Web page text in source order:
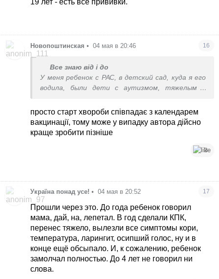
19 лет - есть все прививки.
Новопоштинская • 04 мая в 20:46 16
Все знаю від і до
У меня ребенок с РАС, в детский сад, куда я его
водила, были дети с аутизмом, тяжелым и
прививки с рождения. Когда уже это закончится,
что прививки провоцируют аутизм и задержку
развития? Ну бред же, это не доказано, но
продолжают такое говорить и писать. 🤦‍♀️
просто старт хвороби співпадає з календарем
вакцинації, тому може у випадку автора дійсно
краще зробити пізніше
3
Україна понад усе! • 04 мая в 20:52 17
Прошли через это. До года ребенок говорил
мама, дай, на, лепетал. В год сделали КПК,
перенес тяжело, вылезли все симптомы кори,
температура, ларингит, осипший голос, ну и в
конце ещё обсыпало. И, к сожалению, ребенок
замолчал полностью. До 4 лет не говорил ни
слова.